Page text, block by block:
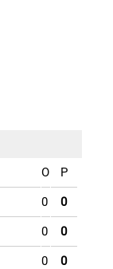
O P
0 0
0 0
0 0